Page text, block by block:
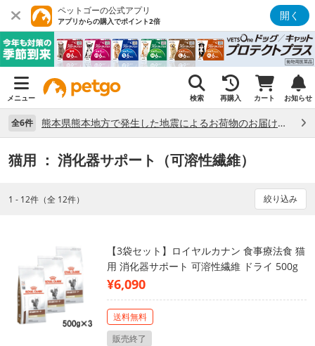
ペットゴーの公式アプリ
アプリからの購入でポイント2倍 開く
メニュー 検索 再購入 カート お知らせ
全6件 熊本県熊本地方で発生した地震によるお荷物のお届け状況について （7/28）
猫用 ： 消化器サポート（可溶性繊維）
1 - 12件（全 12件） 絞り込み
【3袋セット】ロイヤルカナン 食事療法食 猫
用 消化器サポート 可溶性繊維 ドライ 500g
¥6,090
送料無料
販売終了